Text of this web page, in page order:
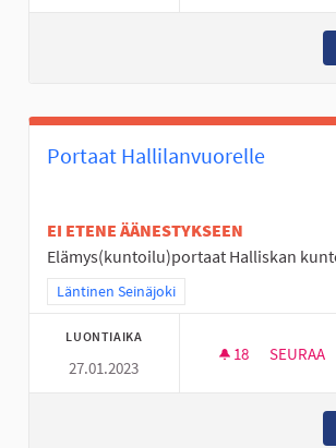
Portaat Hallilanvuorelle
EI ETENE ÄÄNESTYKSEEN
Elämys(kuntoilu)portaat Halliskan
Rajaa tulokset teeman mukaan: Läntinen
Läntinen Seinäjoki
LUONTIAIKA
27.01.2023
18 18
SEURAA